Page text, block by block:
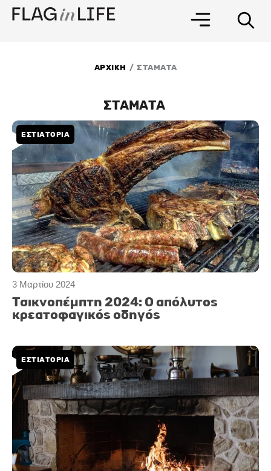
Μετάβαση
στο
ΑΡΧΙΚΗ / ΣΤΑΜΑΤΑ
ΣΤΑΜΑΤΑ
3 Μαρτίου 2024
ΕΣΤΙΑΤΟΡΙΑ
Τσικνοπέμπτη 2024: Ο απόλυτος
κρεατοφαγικός οδηγός
ΕΣΤΙΑΤΟΡΙΑ